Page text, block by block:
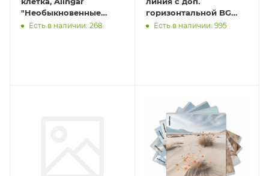
"Необыкновенные
пейзажи", скрепка,
Есть в наличии: 268
горизонтальной BG
"Сказки"
Есть в наличии: 995